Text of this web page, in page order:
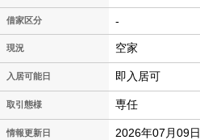
借家区分 -
現況 空家
入居可能日 即入居可
取引態様 専任
情報更新日 2026年07月09日